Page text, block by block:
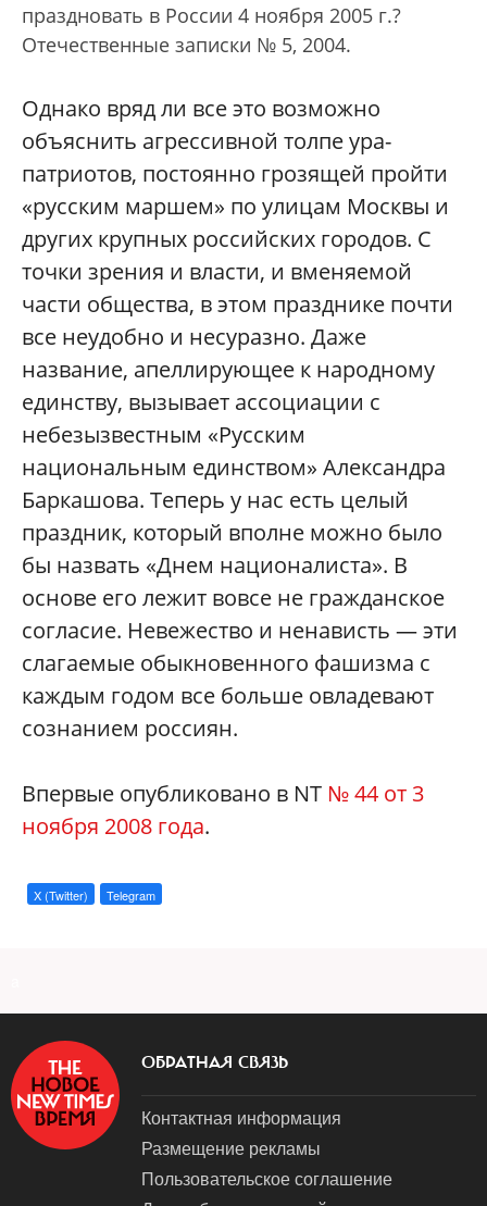
праздновать в России 4 ноября 2005 г.?
Отечественные записки № 5, 2004.
Однако вряд ли все это возможно
объяснить агрессивной толпе ура-
патриотов, постоянно грозящей пройти
«русским маршем» по улицам Москвы и
других крупных российских городов. С
точки зрения и власти, и вменяемой
части общества, в этом празднике почти
все неудобно и несуразно. Даже
название, апеллирующее к народному
единству, вызывает ассоциации с
небезызвестным «Русским
национальным единством» Александра
Баркашова. Теперь у нас есть целый
праздник, который вполне можно было
бы назвать «Днем националиста». В
основе его лежит вовсе не гражданское
согласие. Невежество и ненависть — эти
слагаемые обыкновенного фашизма с
каждым годом все больше овладевают
сознанием россиян.
Впервые опубликовано в NT № 44 от 3
ноября 2008 года.
X (Twitter) Telegram
ОБРАТНАЯ СВЯЗЬ
Контактная информация
Размещение рекламы
Пользовательское соглашение